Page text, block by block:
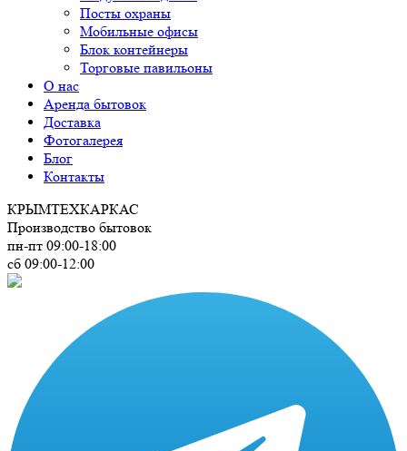
Посты охраны
Мобильные офисы
Блок контейнеры
Торговые павильоны
О нас
Аренда бытовок
Доставка
Фотогалерея
Блог
Контакты
КРЫМТЕХКАРКАС
Производство бытовок
пн-пт 09:00-18:00
сб 09:00-12:00